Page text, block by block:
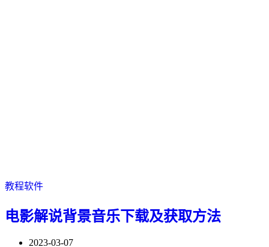
教程软件
电影解说背景音乐下载及获取方法
2023-03-07